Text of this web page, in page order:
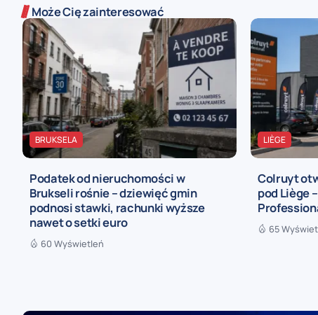
Może Cię zainteresować
BRUKSELA
Podatek od nieruchomości w
Brukseli rośnie – dziewięć gmin
podnosi stawki, rachunki wyższe
nawet o setki euro
60 Wyświetleń
LIÈGE
Colruyt
pod Liège
65